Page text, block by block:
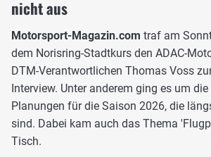
nicht aus
Motorsport-Magazin.com traf am
dem Norisring-Stadtkurs den ADAC-
DTM-Verantwortlichen Thomas Voss
Interview. Unter anderem ging es um
Planungen für die Saison 2026, die
sind. Dabei kam auch das Thema
Tisch.